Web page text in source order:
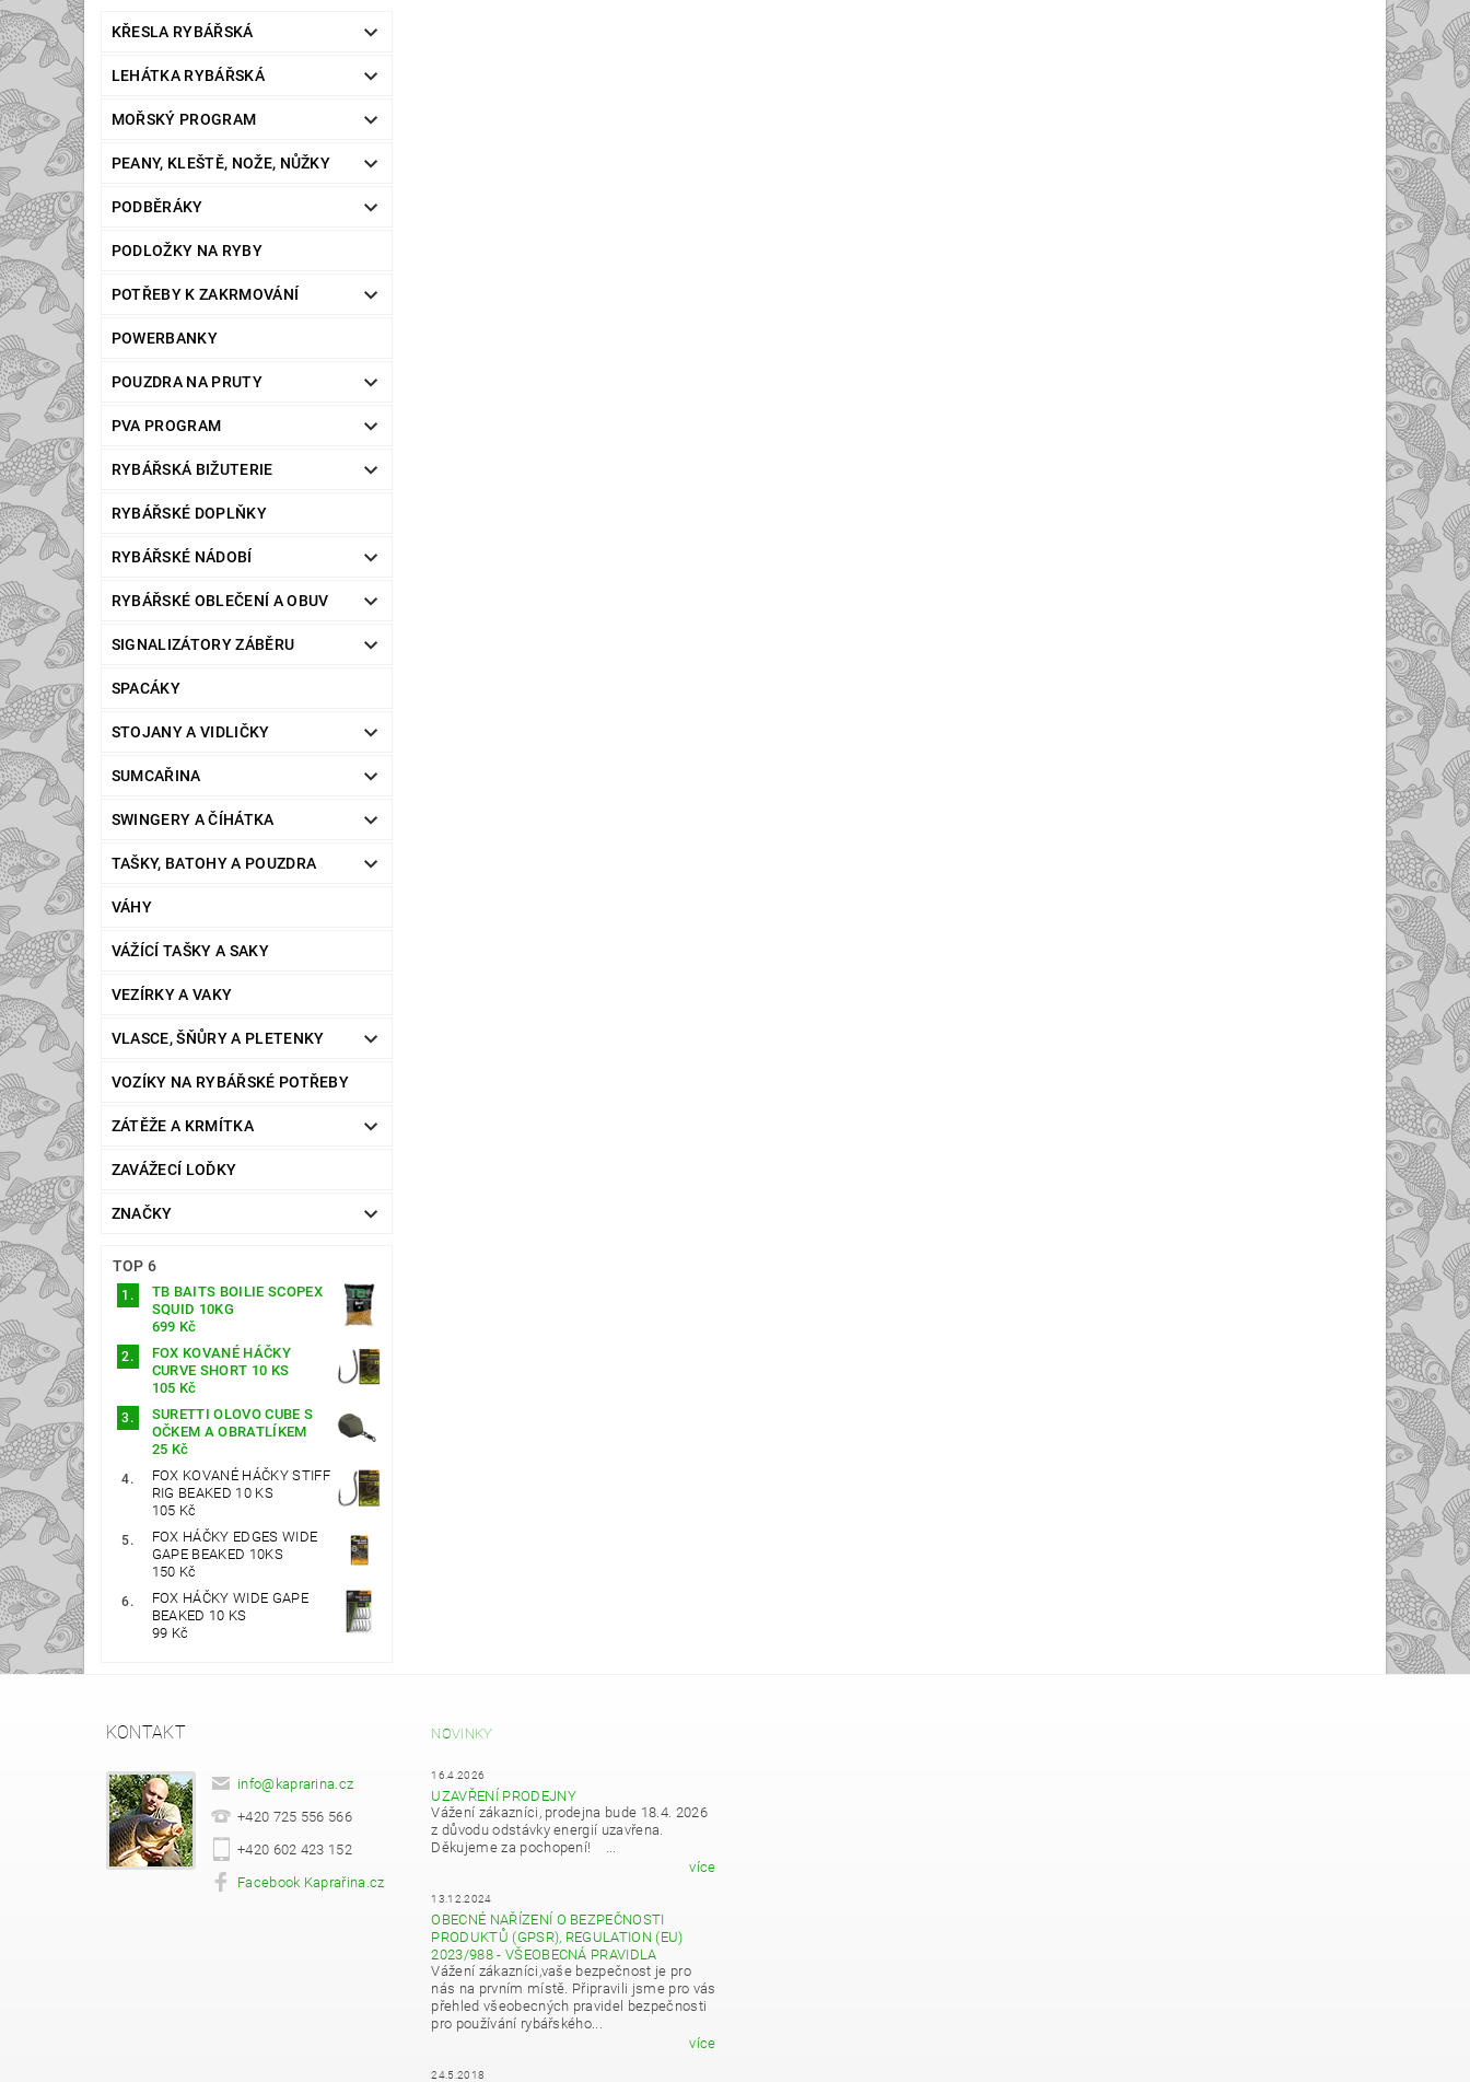
KŘESLA RYBÁŘSKÁ
LEHÁTKA RYBÁŘSKÁ
MOŘSKÝ PROGRAM
PEANY, KLEŠTĚ, NOŽE, NŮŽKY
PODBĚRÁKY
PODLOŽKY NA RYBY
POTŘEBY K ZAKRMOVÁNÍ
POWERBANKY
POUZDRA NA PRUTY
PVA PROGRAM
RYBÁŘSKÁ BIŽUTERIE
RYBÁŘSKÉ DOPLŇKY
RYBÁŘSKÉ NÁDOBÍ
RYBÁŘSKÉ OBLEČENÍ A OBUV
SIGNALIZÁTORY ZÁBĚRU
SPACÁKY
STOJANY A VIDLIČKY
SUMCAŘINA
SWINGERY A ČÍHÁTKA
TAŠKY, BATOHY A POUZDRA
VÁHY
VÁŽÍCÍ TAŠKY A SAKY
VEZÍRKY A VAKY
VLASCE, ŠŇŮRY A PLETENKY
VOZÍKY NA RYBÁŘSKÉ POTŘEBY
ZÁTĚŽE A KRMÍTKA
ZAVÁŽECÍ LOĎKY
ZNAČKY
TOP 6
TB BAITS BOILIE SCOPEX
SQUID 10KG
699 Kč
FOX KOVANÉ HÁČKY
CURVE SHORT 10 KS
105 Kč
SURETTI OLOVO CUBE S
OČKEM A OBRATLÍKEM
25 Kč
FOX KOVANÉ HÁČKY STIFF
RIG BEAKED 10 KS
105 Kč
FOX HÁČKY EDGES WIDE
GAPE BEAKED 10KS
150 Kč
FOX HÁČKY WIDE GAPE
BEAKED 10 KS
99 Kč
KONTAKT
info@kaprarina.cz
+420 725 556 566
+420 602 423 152
Facebook Kaprařina.cz
NOVINKY
16.4.2026
UZAVŘENÍ PRODEJNY
Vážení zákazníci, prodejna bude 18.4. 2026
z důvodu odstávky energií uzavřena.
Děkujeme za pochopení! ...
více
13.12.2024
OBECNÉ NAŘÍZENÍ O BEZPEČNOSTI
PRODUKTŮ (GPSR), REGULATION (EU)
2023/988 - VŠEOBECNÁ PRAVIDLA
Vážení zákazníci,vaše bezpečnost je pro
nás na prvním místě. Připravili jsme pro vás
přehled všeobecných pravidel bezpečnosti
pro používání rybářského...
více
24.5.2018